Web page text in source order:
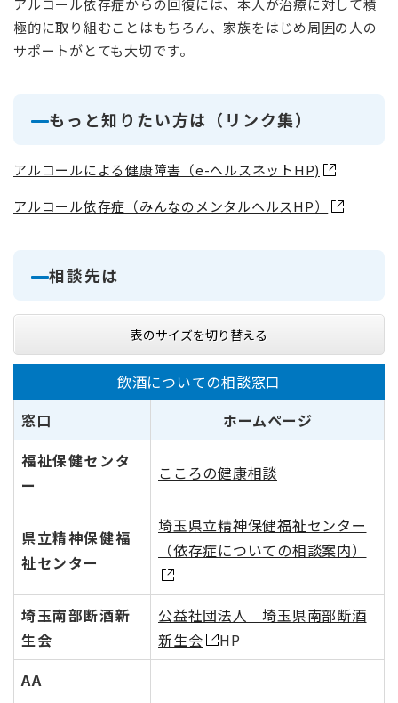
アルコール依存症からの回復には、本人が治療に対して積
極的に取り組むことはもちろん、家族をはじめ周囲の人の
サポートがとても大切です。
もっと知りたい方は（リンク集）
アルコールによる健康障害（e-ヘルスネットHP)
アルコール依存症（みんなのメンタルヘルスHP）
相談先は
表のサイズを切り替える
窓口 ホームページ
飲酒についての相談窓口
福祉保健センタ
ー
こころの健康相談
県立精神保健福
祉センター
埼玉県立精神保健福祉センター
（依存症についての相談案内）
埼玉南部断酒新
生会
公益社団法人 埼玉県南部断酒
新生会
HP
AA